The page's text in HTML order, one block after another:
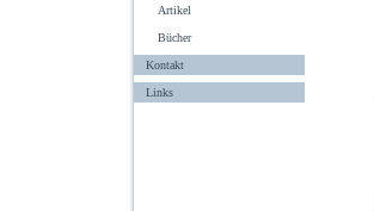
Artikel
Bücher
Kontakt
Links